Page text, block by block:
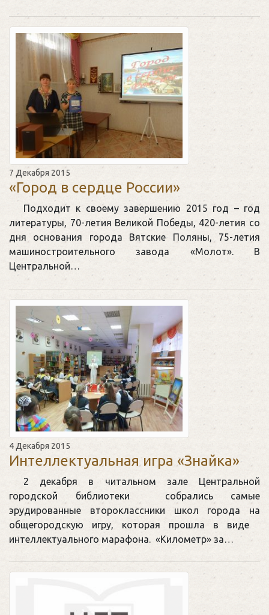
7 Декабря 2015
«Город в сердце России»
Подходит к своему завершению 2015 год – год
литературы, 70-летия Великой Победы, 420-летия со
дня основания города Вятские Поляны, 75-летия
машиностроительного завода «Молот». В
Центральной…
4 Декабря 2015
Интеллектуальная игра «Знайка»
2 декабря в читальном зале Центральной
городской библиотеки собрались самые
эрудированные второклассники школ города на
общегородскую игру, которая прошла в виде
интеллектуального марафона. «Километр» за…